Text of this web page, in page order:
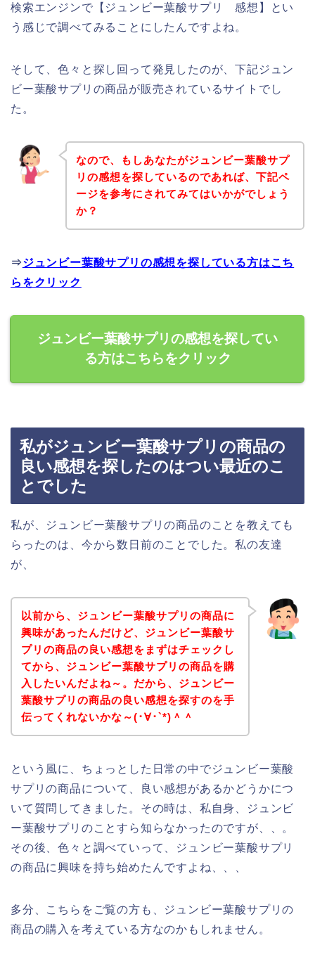
検索エンジンで【ジュンビー葉酸サプリ 感想】とい
う感じで調べてみることにしたんですよね。
そして、色々と探し回って発見したのが、下記ジュン
ビー葉酸サプリの商品が販売されているサイトでし
た。
なので、もしあなたがジュンビー葉酸サプ
リの感想を探しているのであれば、下記ペ
ージを参考にされてみてはいかがでしょう
か？
⇒ジュンビー葉酸サプリの感想を探している方はこち
らをクリック
ジュンビー葉酸サプリの感想を探してい
る方はこちらをクリック
私がジュンビー葉酸サプリの商品の
良い感想を探したのはつい最近のこ
とでした
私が、ジュンビー葉酸サプリの商品のことを教えても
らったのは、今から数日前のことでした。私の友達
が、
以前から、ジュンビー葉酸サプリの商品に
興味があったんだけど、ジュンビー葉酸サ
プリの商品の良い感想をまずはチェックし
てから、ジュンビー葉酸サプリの商品を購
入したいんだよね～。だから、ジュンビー
葉酸サプリの商品の良い感想を探すのを手
伝ってくれないかな～(･∀･`*)＾＾
という風に、ちょっとした日常の中でジュンビー葉酸
サプリの商品について、良い感想があるかどうかにつ
いて質問してきました。その時は、私自身、ジュンビ
ー葉酸サプリのことすら知らなかったのですが、、。
その後、色々と調べていって、ジュンビー葉酸サプリ
の商品に興味を持ち始めたんですよね、、、
多分、こちらをご覧の方も、ジュンビー葉酸サプリの
商品の購入を考えている方なのかもしれません。